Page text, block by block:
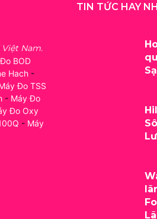
Nam.
BOD
Hach -
Đo TSS
- Máy Đo
Đo Oxy
- Máy
TIN TỨC HAY